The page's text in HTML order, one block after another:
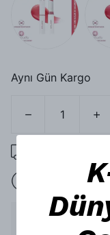
Aynı Gün Kargo
15 gün içinde
Ürün Açıklaması